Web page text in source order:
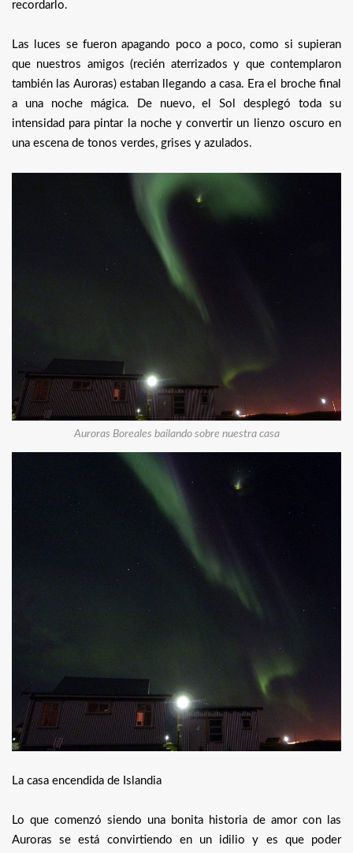
recordarlo.
Las luces se fueron apagando poco a poco, como si supieran
que nuestros amigos (recién aterrizados y que contemplaron
también las Auroras) estaban llegando a casa. Era el broche final
a una noche mágica. De nuevo, el Sol desplegó toda su
intensidad para pintar la noche y convertir un lienzo oscuro en
una escena de tonos verdes, grises y azulados.
Auroras Boreales bailando sobre nuestra casa
La casa encendida de Islandia
Lo que comenzó siendo una bonita historia de amor con las
Auroras se está convirtiendo en un idilio y es que poder